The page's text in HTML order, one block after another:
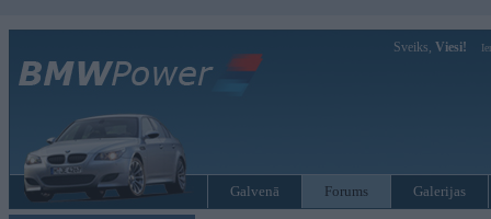
Sveiks, Viesi!
Galvenā Forums Galerijas